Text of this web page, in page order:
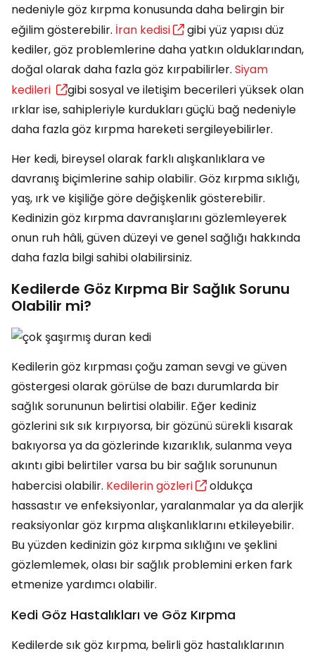
nedeniyle göz kırpma konusunda daha belirgin bir
eğilim gösterebilir. İran kedisi
gibi yüz yapısı düz
kediler, göz problemlerine daha yatkın olduklarından,
doğal olarak daha fazla göz kırpabilirler. Siyam
kedileri
gibi sosyal ve iletişim becerileri yüksek olan
ırklar ise, sahipleriyle kurdukları güçlü bağ nedeniyle
daha fazla göz kırpma hareketi sergileyebilirler.
Her kedi, bireysel olarak farklı alışkanlıklara ve
davranış biçimlerine sahip olabilir. Göz kırpma sıklığı,
yaş, ırk ve kişiliğe göre değişkenlik gösterebilir.
Kedinizin göz kırpma davranışlarını gözlemleyerek
onun ruh hâli, güven düzeyi ve genel sağlığı hakkında
daha fazla bilgi sahibi olabilirsiniz.
Kedilerde Göz Kırpma Bir Sağlık Sorunu
Olabilir mi?
Kedilerin göz kırpması çoğu zaman sevgi ve güven
göstergesi olarak görülse de bazı durumlarda bir
sağlık sorununun belirtisi olabilir. Eğer kediniz
gözlerini sık sık kırpıyorsa, bir gözünü sürekli kısarak
bakıyorsa ya da gözlerinde kızarıklık, sulanma veya
akıntı gibi belirtiler varsa bu bir sağlık sorununun
habercisi olabilir. Kedilerin gözleri
oldukça
hassastır ve enfeksiyonlar, yaralanmalar ya da alerjik
reaksiyonlar göz kırpma alışkanlıklarını etkileyebilir.
Bu yüzden kedinizin göz kırpma sıklığını ve şeklini
gözlemlemek, olası bir sağlık problemini erken fark
etmenize yardımcı olabilir.
Kedi Göz Hastalıkları ve Göz Kırpma
Kedilerde sık göz kırpma, belirli göz hastalıklarının